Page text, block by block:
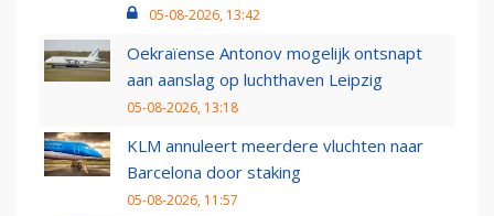
05-08-2026, 13:42
Oekraïense Antonov mogelijk ontsnapt
aan aanslag op luchthaven Leipzig
05-08-2026, 13:18
KLM annuleert meerdere vluchten naar
Barcelona door staking
05-08-2026, 11:57